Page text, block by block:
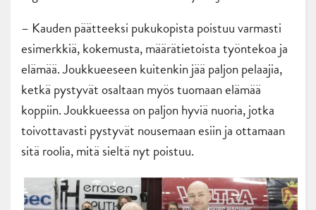
– Kauden päätteeksi pukukopista poistuu varmasti
esimerkkiä, kokemusta, määrätietoista työntekoa ja
elämää. Joukkueeseen kuitenkin jää paljon pelaajia,
ketkä pystyvät osaltaan myös tuomaan elämää
koppiin. Joukkueessa on paljon hyviä nuoria, jotka
toivottavasti pystyvät nousemaan esiin ja ottamaan
sitä roolia, mitä sieltä nyt poistuu.